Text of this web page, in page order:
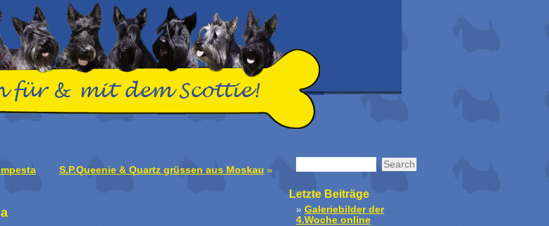
S.P.Queenie & Quartz grüssen aus Moskau »
Letzte Beiträge
Galeriebilder der
4.Woche online